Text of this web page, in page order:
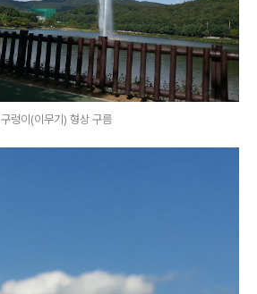
구렁이(이무기) 형상 구름